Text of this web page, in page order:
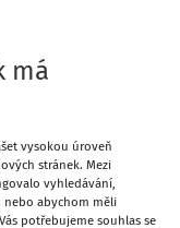
Oblíbené
má
vysokou úroveň
stránek. Mezi
vyhledávání,
abychom měli
potřebujeme souhlas se